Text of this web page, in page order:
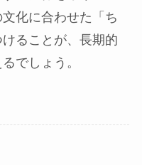
化に合わせた「ち
ることが、長期的
でしょう。